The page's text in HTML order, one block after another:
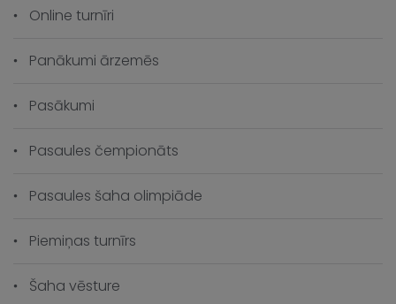
Online turnīri
Panākumi ārzemēs
Pasākumi
Pasaules čempionāts
Pasaules šaha olimpiāde
Piemiņas turnīrs
Šaha vēsture